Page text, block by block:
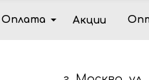
Оплата Акции